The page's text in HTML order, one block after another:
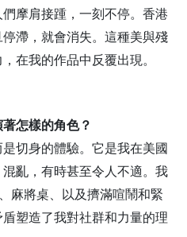
摩肩接踵，一刻不停。香港
滯，就會消失。這種美與殘
在我的作品中反覆出現。
怎樣的角色？
切身的體驗。它是我在美國
亂，有時甚至令人不適。我
麻將桌、以及擠滿喧鬧和緊
塑造了我對社群和力量的理